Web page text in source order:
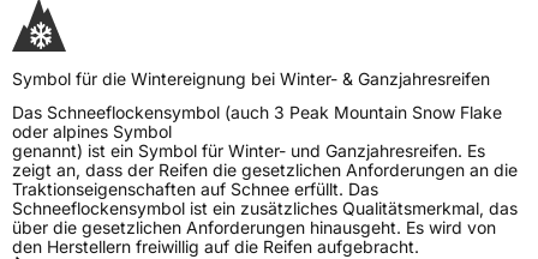
Symbol für die Wintereignung bei Winter- & Ganzjahresreifen
Das Schneeflockensymbol (auch 3 Peak Mountain Snow Flake
oder alpines Symbol
genannt) ist ein Symbol für Winter- und Ganzjahresreifen. Es
zeigt an, dass der Reifen die gesetzlichen Anforderungen an die
Traktionseigenschaften auf Schnee erfüllt. Das
Schneeflockensymbol ist ein zusätzliches Qualitätsmerkmal, das
über die gesetzlichen Anforderungen hinausgeht. Es wird von
den Herstellern freiwillig auf die Reifen aufgebracht.